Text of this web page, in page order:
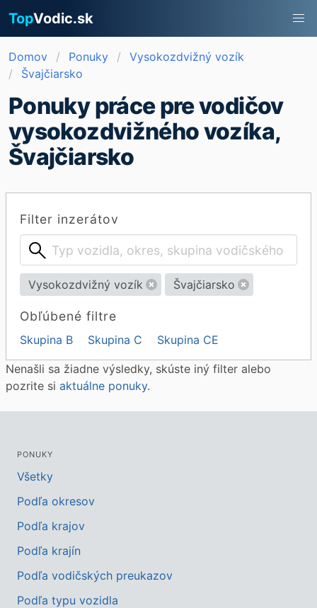
TopVodic.sk
Domov Ponuky
Vysokozdvižný vozík
Švajčiarsko
Ponuky práce pre vodičov
vysokozdvižného vozíka,
Švajčiarsko
Filter inzerátov
Vysokozdvižný vozík Švajčiarsko
Obľúbené filtre
Skupina B Skupina C Skupina CE
Nenašli sa žiadne výsledky, skúste iný filter alebo
pozrite si aktuálne ponuky.
PONUKY
Všetky
Podľa okresov
Podľa krajov
Podľa krajín
Podľa vodičských preukazov
Podľa typu vozidla